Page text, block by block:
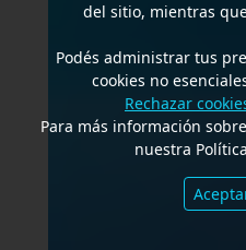
del sitio, mientras
Podés administrar tus
cookies no
Rechazar
Para más información
nuestra